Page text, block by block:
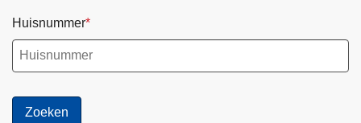
Huisnummer